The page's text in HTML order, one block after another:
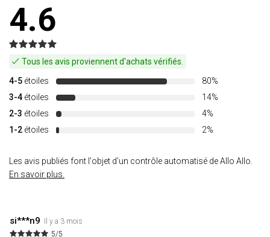
4.6
Tous les avis proviennent d'achats vérifiés.
4-5 étoiles
80%
3-4 étoiles
14%
2-3 étoiles
4%
1-2 étoiles 2%
Les avis publiés font l'objet d'un contrôle automatisé de Allo Allo.
En savoir plus.
si***n9
Il y a 3 mois
5/5